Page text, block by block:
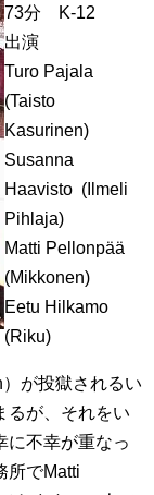
73分 K-12
出演
Turo Pajala
(Taisto
Kasurinen)
Susanna
Haavisto (Ilmeli
Pihlaja)
Matti Pellonpää
(Mikkonen)
Eetu Hilkamo
(Riku)
が投獄されるい
るが、それをい
に不幸が重なっ
所でMatti